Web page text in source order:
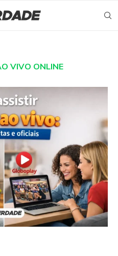
VIVO ONLINE